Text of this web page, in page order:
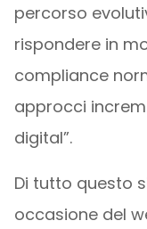
percorso
rispondere in
compliance
approcci
digital”.
Di tutto questo
occasione del